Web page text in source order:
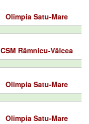
Olimpia Satu-Mare
CSM Râmnicu-Vâlcea
Olimpia Satu-Mare
Olimpia Satu-Mare